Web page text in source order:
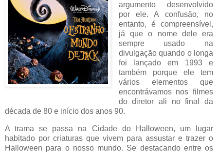
argumento desenvolvido
por ele. A confusão, no
entanto, é compreensível,
já que o nome dele era
sempre usado na
divulgação quando o longa
foi lançado em 1993 e
também porque ele tem
vários elementos que
encontrávamos nos filmes
do diretor ali no final da
década de 80 e início dos anos 90.
A trama se passa na Cidade do Halloween, um lugar
habitado por criaturas que vivem para assustar e trazer o
Halloween para o nosso mundo. Se destacando entre os